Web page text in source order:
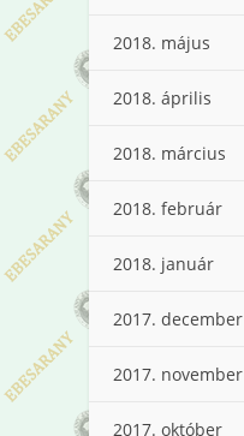
2018. május
2018. április
2018. március
2018. február
2018. január
2017. december
2017. november
2017. október